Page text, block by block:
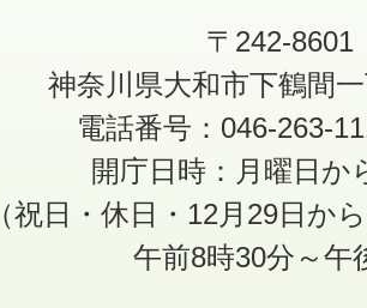
〒242-8601
神奈川県大和市下鶴間
電話番号：046-263-
開庁日時：月曜日か
（祝日・休日・12月29日か
午前8時30分～午